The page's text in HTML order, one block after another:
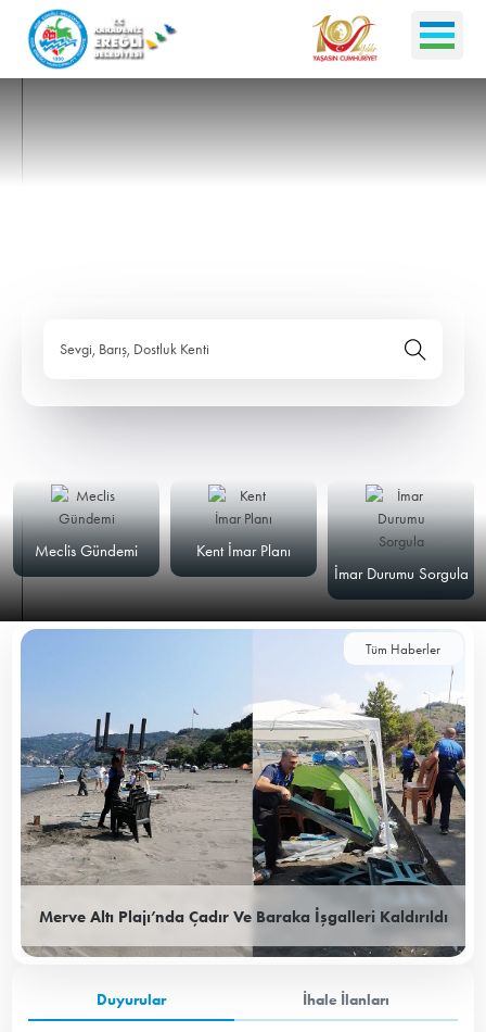
Sevgi, Barış, Dostluk Kenti
Meclis Gündemi
Kent İmar Planı
İmar Durumu Sorgula
Tüm Haberler
Merve Altı Plajı’nda Çadır Ve Baraka İşgalleri Kaldırıldı
Duyurular İhale İlanları